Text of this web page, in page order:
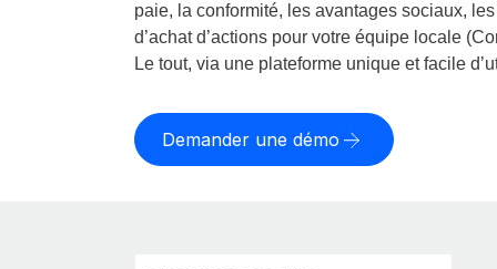
paie, la conformité, les avantages sociaux,
d’achat d’actions pour votre équipe locale
Le tout, via une plateforme unique et facile
Demander une démo